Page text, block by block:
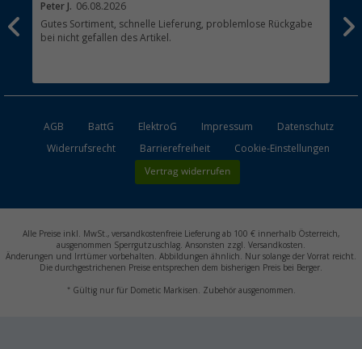
Peter J. 06.08.2026
Gutes Sortiment, schnelle Lieferung, problemlose Rückgabe
bei nicht gefallen des Artikel.
AGB BattG ElektroG Impressum
Datenschutz
Widerrufsrecht
Barrierefreiheit Cookie-Einstellungen
Vertrag widerrufen
Alle Preise inkl. MwSt., versandkostenfreie Lieferung ab 100 € innerhalb Österreich,
ausgenommen Sperrgutzuschlag. Ansonsten zzgl. Versandkosten.
Änderungen und Irrtümer vorbehalten. Abbildungen ähnlich. Nur solange der Vorrat reicht.
Die durchgestrichenen Preise entsprechen dem bisherigen Preis bei Berger.
*Gültig nur für Dometic Markisen. Zubehör ausgenommen.